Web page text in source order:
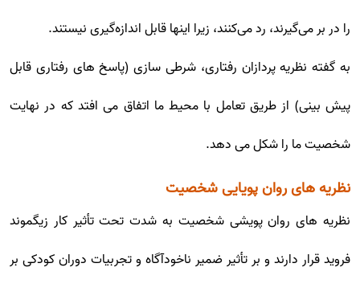
را در بر می‌گیرند، رد می‌کنند، زیرا اینها قابل اندازه‌گیری نیستند.
به گفته نظریه پردازان رفتاری، شرطی سازی (پاسخ های رفتاری قابل
پیش بینی) از طریق تعامل با محیط ما اتفاق می افتد که در نهایت
شخصیت ما را شکل می دهد.
نظریه های روان پویایی شخصیت
نظریه های روان پویشی شخصیت به شدت تحت تأثیر کار زیگموند
فروید قرار دارند و بر تأثیر ضمیر ناخودآگاه و تجربیات دوران کودکی بر